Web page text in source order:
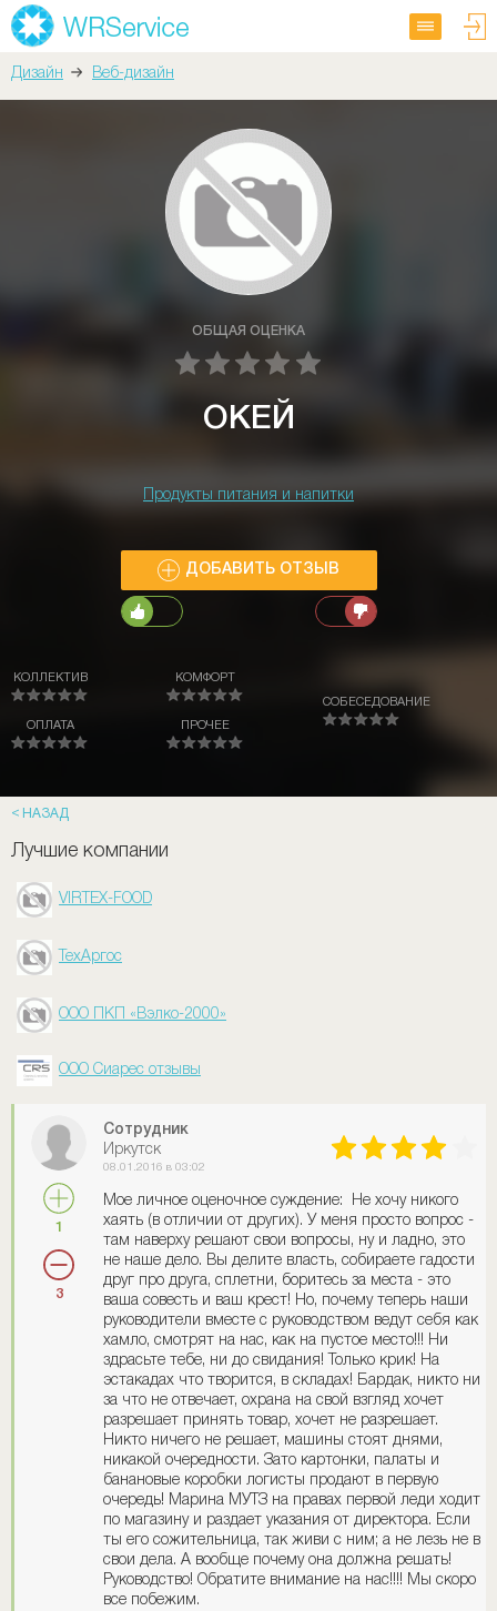
Дизайн Веб-дизайн
ОБЩАЯ ОЦЕНКА
ОКЕЙ
Продукты питания и напитки
ДОБАВИТЬ ОТЗЫВ
КОЛЛЕКТИВ
ОПЛАТА
КОМФОРТ
ПРОЧЕЕ
СОБЕСЕДОВАНИЕ
НАЗАД
Лучшие компании
VIRTEX-FOOD
ТехАргос
ООО ПКП «Вэлко-2000»
ООО Сиарес отзывы
1
3
Сотрудник
Иркутск
08.01.2016 в 03:02
Мое личное оценочное суждение: Не хочу никого
хаять (в отличии от других). У меня просто вопрос -
там наверху решают свои вопросы, ну и ладно, это
не наше дело. Вы делите власть, собираете гадости
друг про друга, сплетни, боритесь за места - это
ваша совесть и ваш крест! Но, почему теперь наши
руководители вместе с руководством ведут себя как
хамло, смотрят на нас, как на пустое место!!! Ни
здрасьте тебе, ни до свидания! Только крик! На
эстакадах что творится, в складах! Бардак, никто ни
за что не отвечает, охрана на свой взгляд хочет
разрешает принять товар, хочет не разрешает.
Никто ничего не решает, машины стоят днями,
никакой очередности. Зато картонки, палаты и
банановые коробки логисты продают в первую
очередь! Марина МУТЗ на правах первой леди ходит
по магазину и раздает указания от директора. Если
ты его сожительница, так живи с ним; а не лезь не в
свои дела. А вообще почему она должна решать!
Руководство! Обратите внимание на нас!!!! Мы скоро
все побежим.